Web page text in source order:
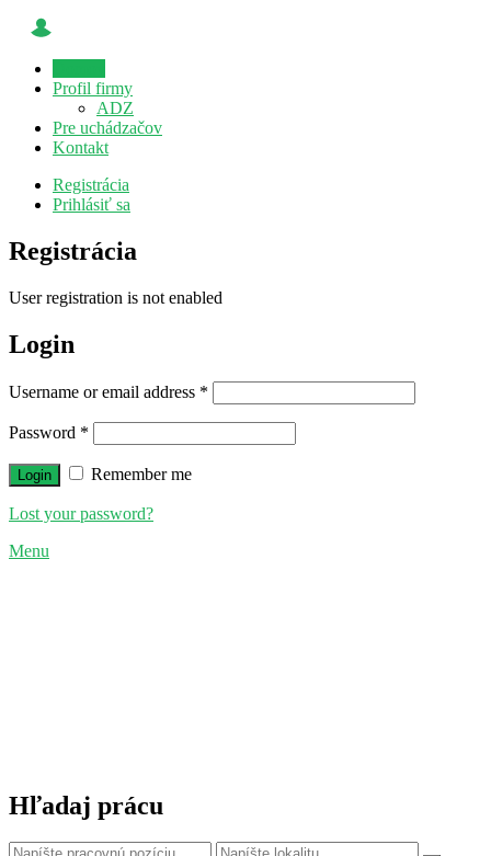
Profil firmy
ADZ
Pre uchádzačov
Kontakt
Registrácia
Prihlásiť sa
Registrácia
User registration is not enabled
Login
Username or email address *
Password *
Remember me
Lost your password?
Menu
Hľadaj prácu